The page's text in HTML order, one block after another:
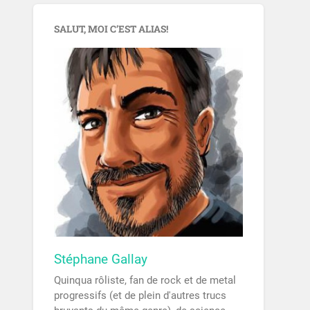
SALUT, MOI C’EST ALIAS!
Stéphane Gallay
Quinqua rôliste, fan de rock et de metal
progressifs (et de plein d'autres trucs